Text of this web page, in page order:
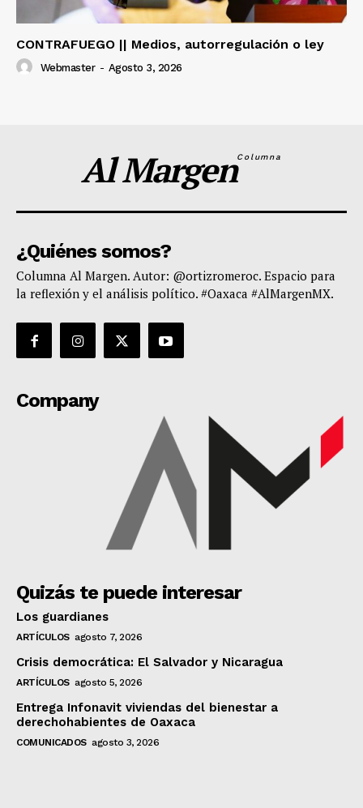
CONTRAFUEGO || Medios, autorregulación o ley
Webmaster - Agosto 3, 2026
Al MargenColumna
¿Quiénes somos?
Columna Al Margen. Autor: @ortizromeroc. Espacio para
la reflexión y el análisis político. #Oaxaca #AlMargenMX.
Company
Quizás te puede interesar
Los guardianes
ARTÍCULOS agosto 7, 2026
Crisis democrática: El Salvador y Nicaragua
ARTÍCULOS agosto 5, 2026
Entrega Infonavit viviendas del bienestar a
derechohabientes de Oaxaca
COMUNICADOS agosto 3, 2026